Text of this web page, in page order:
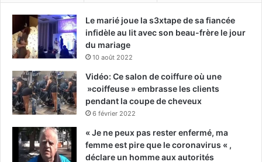
Le marié joue la s3xtape de sa fiancée
infidèle au lit avec son beau-frère le jour
du mariage
10 août 2022
Vidéo: Ce salon de coiffure où une
»coiffeuse » embrasse les clients
pendant la coupe de cheveux
6 février 2022
« Je ne peux pas rester enfermé, ma
femme est pire que le coronavirus « ,
déclare un homme aux autorités